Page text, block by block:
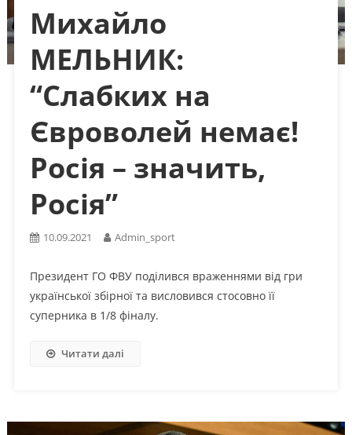
Михайло
МЕЛЬНИК:
“Слабких на
Євроволей немає!
Росія – значить,
Росія”
10.09.2021 Admin_sport
Президент ГО ФВУ поділився враженнями від гри
української збірної та висловився стосовно її
суперника в 1/8 фіналу.
Читати далі